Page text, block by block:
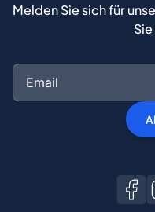
Melden Sie sich für